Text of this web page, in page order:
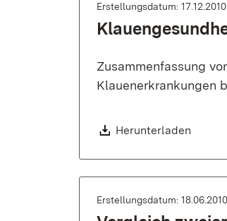
Erstellungsdatum: 17.12.2010
Zusammenfassung
Klauenerkrankungen
Download:
Herunterladen
Erstellungsdatum: 18.06.2010